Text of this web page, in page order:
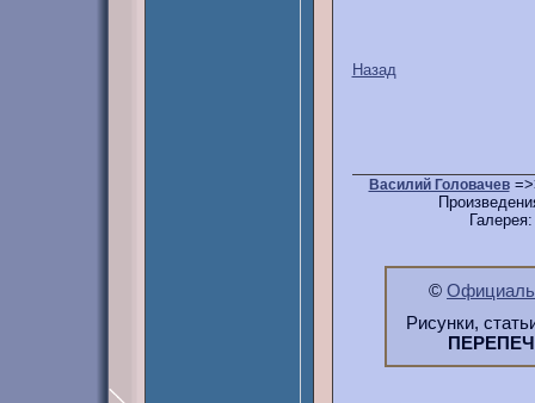
Назад
Василий Головачев
©
Рисунки,